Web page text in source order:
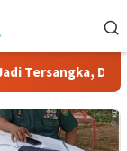
Dugaan